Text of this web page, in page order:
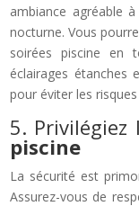
ambiance agréable
nocturne. Vous
soirées piscine en
éclairages étanches
pour éviter les
5.
piscine
La sécurité est
Assurez-vous de